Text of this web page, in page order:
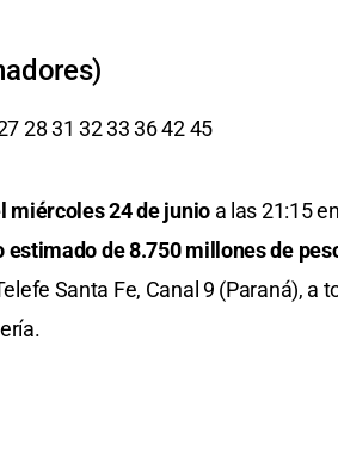
28 31 32 33 36 42 45
miércoles 24 de junioa las 21:15
estimado de 8.750 millones de
Santa Fe, Canal 9 (Paraná), a